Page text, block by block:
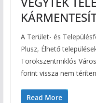
A Terület- és
Plusz, Élhető
Törökszentmiklós
forint vissza nem
Read More